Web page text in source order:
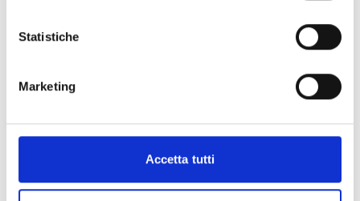
Statistiche
Marketing
Accetta tutti
Entità del contributo
La dotazione finanziaria complessiva ammonta a
Le risorse sono destinate a coprire gli impegni triennali
assunti con il bando; per la prima annualità di impegno
(2026) è previsto uno stanziamento pari a 305.249
Euro, cui seguiranno le disponibilità delle annualità